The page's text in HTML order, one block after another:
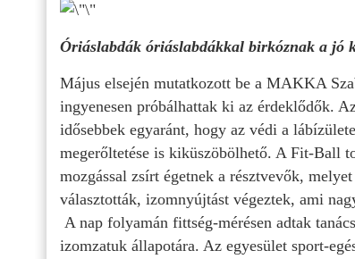
Óriáslabdák óriáslabdákkal birkóznak a jó
Május elsején mutatkozott be a MAKKA
ingyenesen próbálhattak ki az érdeklődők.
idősebbek egyaránt, hogy az védi a
megerőltetése is kiküszöbölhető. A Fit-Ball
mozgással zsírt égetnek a résztvevők,
választották, izomnyújtást végeztek, ami
A nap folyamán fittség-mérésen adtak
izomzatuk állapotára. Az egyesület sport-